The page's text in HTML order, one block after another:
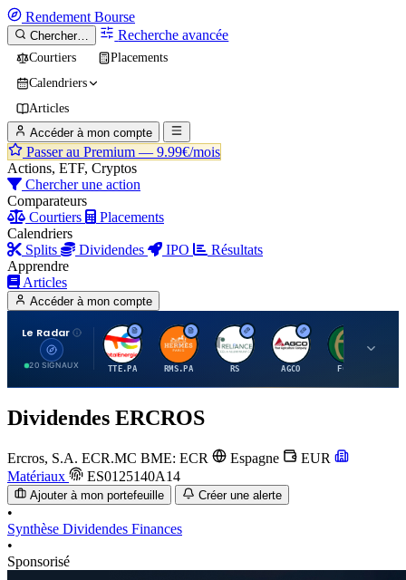
Rendement Bourse
Chercher… Recherche avancée
Courtiers
Placements
Calendriers
Articles
Accéder à mon compte
Passer au Premium — 9.99€/mois
Actions, ETF, Cryptos
Chercher une action
Comparateurs
Courtiers
Placements
Calendriers
Splits
Dividendes IPO
Résultats
Apprendre
Articles
Accéder à mon compte
Le Radar
20 SIGNAUX
T
TTE.PA
H
RMS.PA
R
RS
A
AGCO FCFS
Dividendes ERCROS
Ercros, S.A. ECR.MC BME: ECR Espagne
EUR
Matériaux
ES0125140A14
Ajouter à mon portefeuille Créer une alerte
•
Synthèse Dividendes Finances
•
Sponsorisé